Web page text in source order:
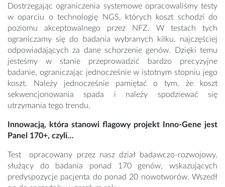
Dostrzegając ograniczenia systemowe opracowaliśmy testy
w oparciu o technologię NGS, których koszt schodzi do
poziomu akceptowalnego przez NFZ. W testach tych
ograniczamy się do badania wybranych kilku, najczęściej
odpowiadających za dane schorzenie genów. Dzięki temu
jesteśmy w stanie przeprowadzić bardzo precyzyjne
badanie, ograniczając jednocześnie w istotnym stopniu jego
koszt. Należy jednocześnie pamiętać o tym, że koszt
sekwencjonowania spada i należy spodziewać się
utrzymania tego trendu.
Innowacją, która stanowi flagowy projekt Inno-Gene jest
Panel 170+, czyli…
Test opracowany przez nasz dział badawczo-rozwojowy,
służący do badania ponad 170 genów, wskazujących
predyspozycje pacjenta do ponad 20 nowotworów. Wszedł